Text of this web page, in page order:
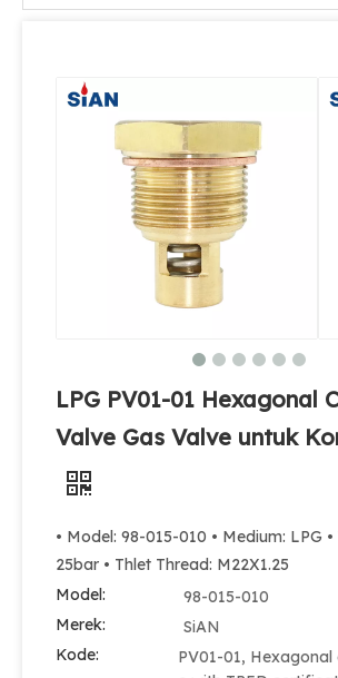
LPG PV01-01 Hexagonal
Valve Gas Valve untuk
• Model: 98-015-010 • Medium: LPG •
25bar • Thlet Thread: M22X1.25
Model:
98-015-010
Merek:
SiAN
Kode:
PV01-01,